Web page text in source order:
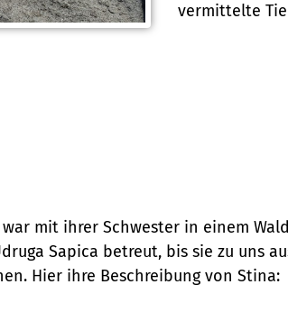
vermittelte
mit ihrer Schwester in einem
Sapica betreut, bis sie zu uns
Hier ihre Beschreibung von Stina: